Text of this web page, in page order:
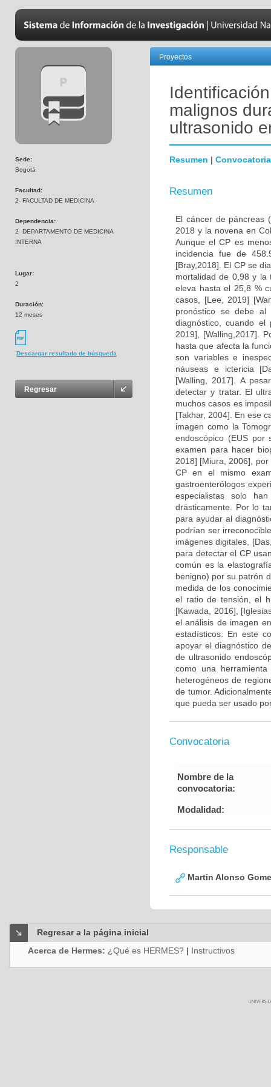
Sede:
Bogotá
Facultad:
2- FACULTAD DE MEDICINA
Dependencia:
2- DEPARTAMENTO DE MEDICINA
INTERNA
Lugar:
2
Duración:
12 meses
Descargar resultado de búsqueda
Regresar
Proyectos
malignos
ultrasonido
Resumen | Convocatoria
Resumen
El cáncer de páncreas
2018 y la novena en
Aunque el CP es
incidencia fue de
[Bray,2018]. El CP se
mortalidad de 0,98 y
eleva hasta el 25,8 %
casos, [Lee, 2019]
pronóstico se debe al
diagnóstico, cuando el
2019], [Walling,2017].
hasta que afecta la
son variables e
náuseas e ictericia
[Walling, 2017]. A
detectar y tratar. El
muchos casos es
[Takhar, 2004]. En ese
imagen como la
endoscópico (EUS
examen para hacer
2018] [Miura, 2006],
CP en el mismo
gastroenterólogos
especialistas solo
drásticamente. Por lo
para ayudar al
podrían ser
imágenes digitales,
para detectar el CP
común es la
benigno) por su patrón
medida de los
el ratio de tensión, el
[Kawada, 2016],
el análisis de imagen
estadísticos. En este
apoyar el diagnóstico
de ultrasonido
como una
heterogéneos de
de tumor.
que pueda ser usado
Convocatoria
Nombre de la
convocatoria:
Modalidad:
Responsable
Martin Alonso
Regresar a la página inicial
Acerca de Hermes: ¿Qué es HERMES? | Instructivos